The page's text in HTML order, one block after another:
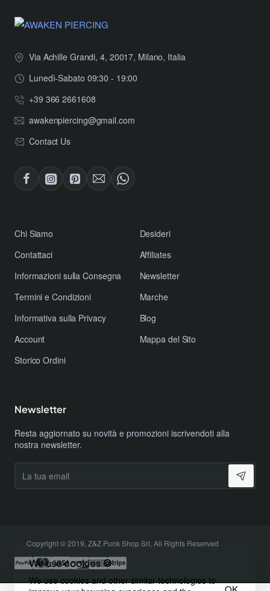
We use cookies 🍪
We use cookies and other similar technologies to
Via Achille Grandi, 4, 20017, Milano, Italia
Lunedì-Sabato 09:30 - 19:00
+39 366 2661608
awakenpiercing@gmail.com
Contact Us
​Chi Siamo
Contattaci
​Informazioni sulla Consegna
​Termini e Condizioni
​Informativa sulla Privacy
Account
Storico Ordini
Desideri
Affiliates
Newsletter
Marche
Blog
Mappa del Sito
Newsletter
Resta aggiornato su novità e promozioni iscrivendoti alla
nostra newsletter.
tua
email
Copyright © 2019, Z&Z Punk Shop Srl, All Rights Reserved